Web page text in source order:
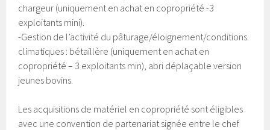
chargeur (uniquement en achat en copropriété -3
exploitants mini).
-Gestion de l’activité du pâturage/éloignement/conditions
climatiques : bétaillère (uniquement en achat en
copropriété – 3 exploitants min), abri déplaçable version
jeunes bovins.
Les acquisitions de matériel en copropriété sont éligibles
avec une convention de partenariat signée entre le chef